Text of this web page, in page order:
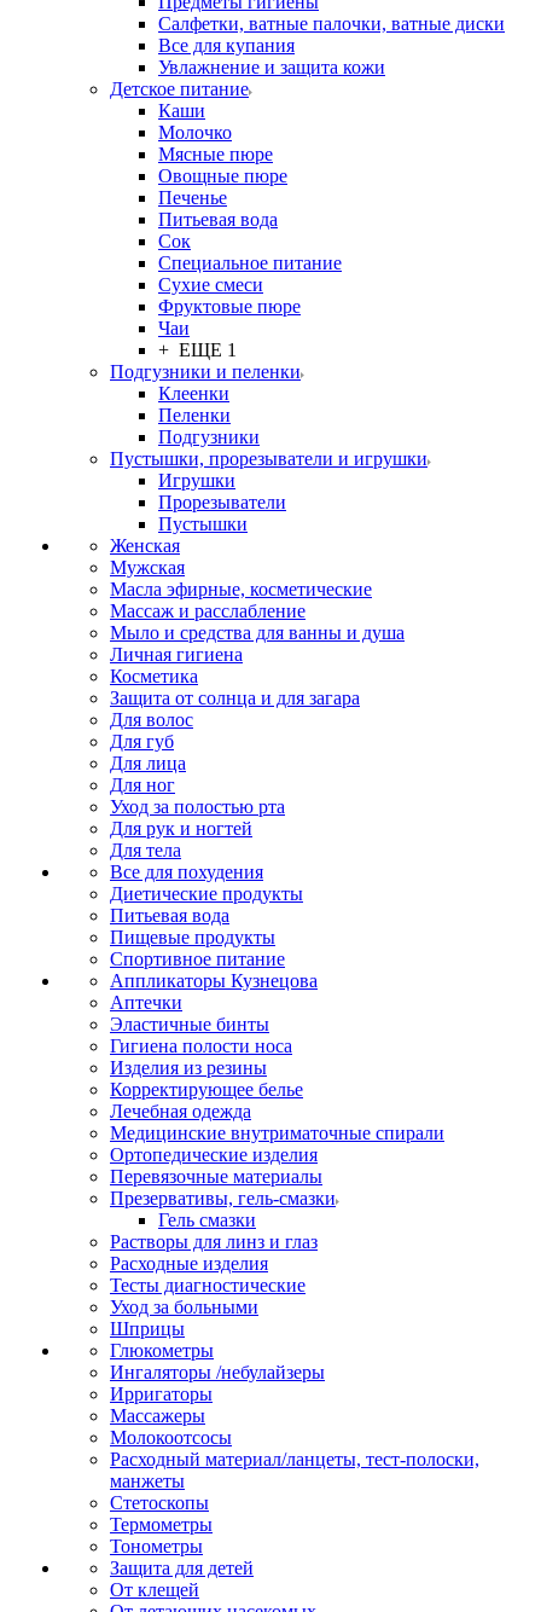
Салфетки, ватные палочки, ватные диски
Все для купания
Увлажнение и защита кожи
Детское питание
Каши
Молочко
Мясные пюре
Овощные пюре
Печенье
Питьевая вода
Сок
Специальное питание
Сухие смеси
Фруктовые пюре
Чаи
+ ЕЩЕ 1
Подгузники и пеленки
Клеенки
Пеленки
Подгузники
Пустышки, прорезыватели и игрушки
Игрушки
Прорезыватели
Пустышки
Женская
Мужская
Масла эфирные, косметические
Массаж и расслабление
Мыло и средства для ванны и душа
Личная гигиена
Косметика
Защита от солнца и для загара
Для волос
Для губ
Для лица
Для ног
Уход за полостью рта
Для рук и ногтей
Для тела
Все для похудения
Диетические продукты
Питьевая вода
Пищевые продукты
Спортивное питание
Аппликаторы Кузнецова
Аптечки
Эластичные бинты
Гигиена полости носа
Изделия из резины
Корректирующее белье
Лечебная одежда
Медицинские внутриматочные спирали
Ортопедические изделия
Перевязочные материалы
Презервативы, гель-смазки
Гель смазки
Растворы для линз и глаз
Расходные изделия
Тесты диагностические
Уход за больными
Шприцы
Глюкометры
Ингаляторы /небулайзеры
Ирригаторы
Массажеры
Молокоотсосы
Расходный материал/ланцеты, тест-полоски,
манжеты
Стетоскопы
Термометры
Тонометры
Защита для детей
От клещей